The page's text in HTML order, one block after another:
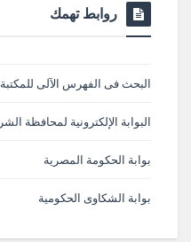
روابط تهمك
البحث فى الفهرس الآلى للمكتبة
البوابة الإلكترونية لمحافظة
بوابة الحكومة المصرية
بوابة الشكاوى الحكومية